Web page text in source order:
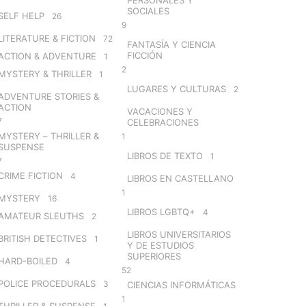
HELP 26
& FICTION 72
& ADVENTURE 1
& THRILLER 1
STORIES &
– THRILLER &
FICTION 4
16
SLEUTHS 2
DETECTIVES 1
BOILED 4
PROCEDURALS 3
SOCIALES
9
FANTASÍA Y CIENCIA
FICCIÓN
2
LUGARES Y CULTURAS 2
VACACIONES Y
CELEBRACIONES
1
LIBROS DE TEXTO 1
LIBROS EN CASTELLANO
1
LIBROS LGBTQ+ 4
LIBROS UNIVERSITARIOS
Y DE ESTUDIOS
SUPERIORES
52
CIENCIAS INFORMÁTICAS
1